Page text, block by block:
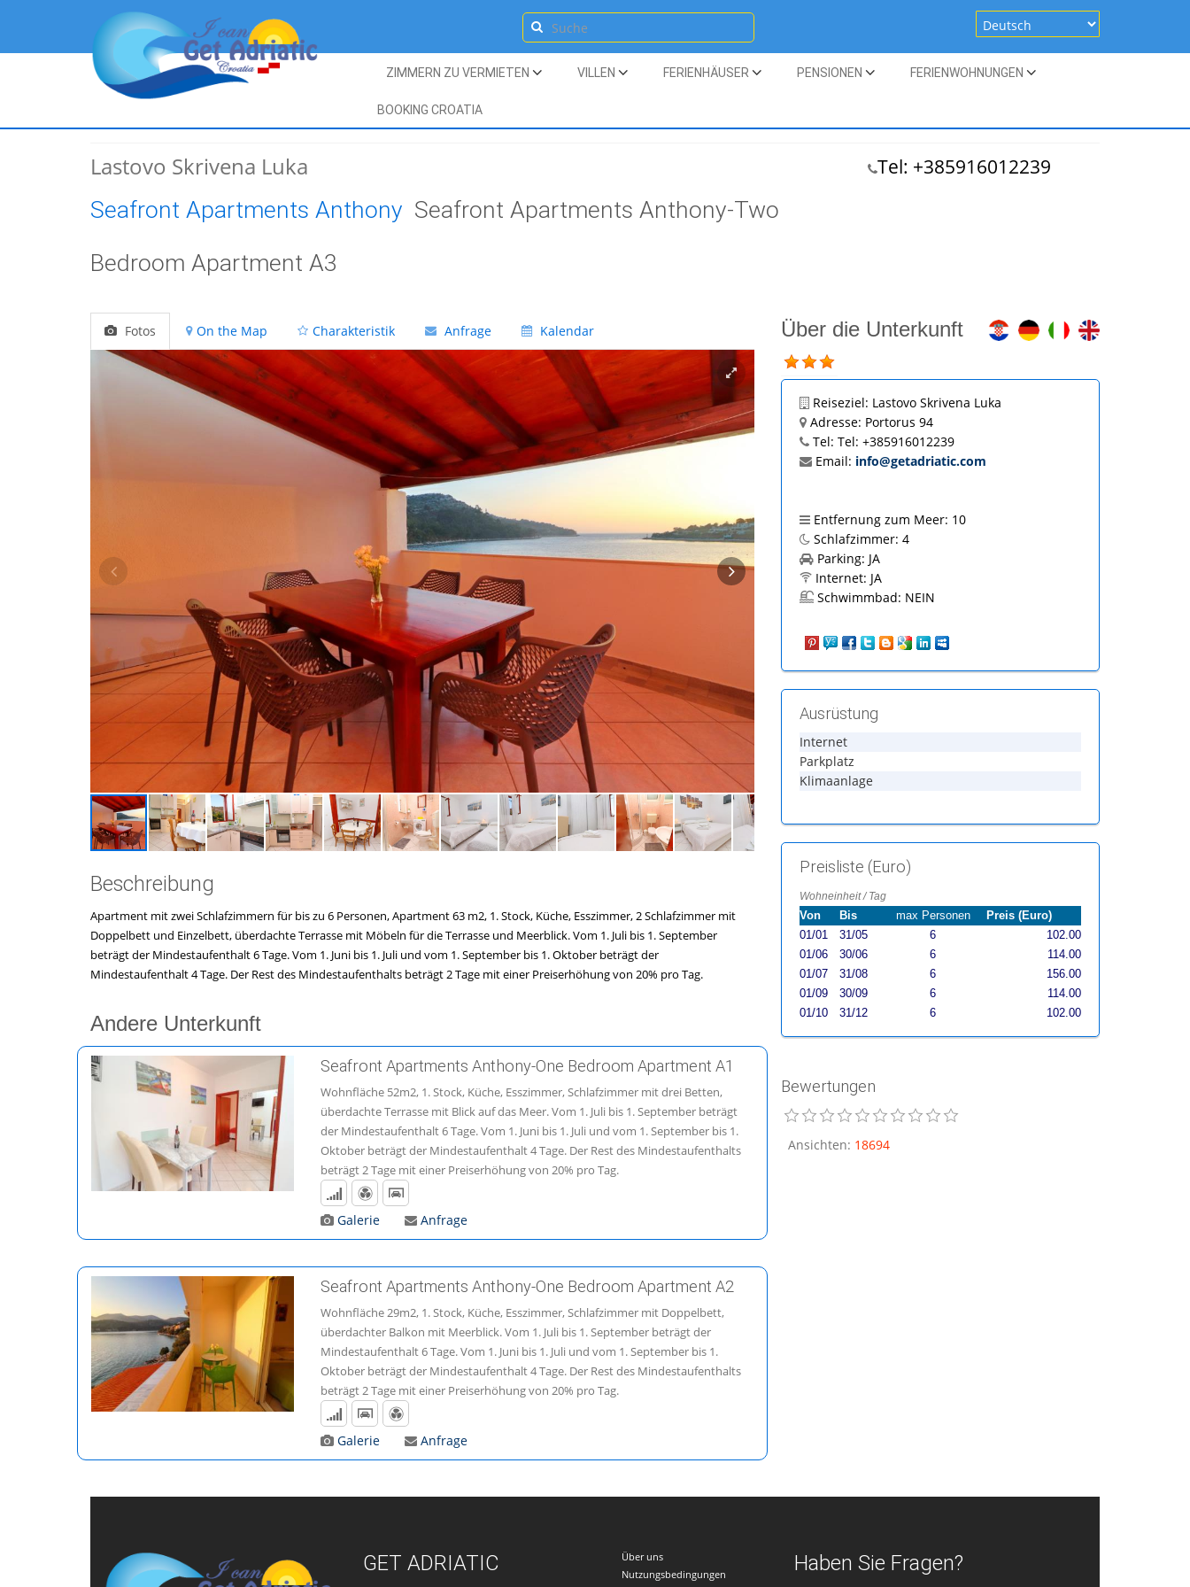
ZIMMERN ZU VERMIETEN VILLEN FERIENHÄUSER PENSIONEN FERIENWOHNUNGEN
BOOKING CROATIA
Lastovo Skrivena Luka
Seafront Apartments Anthony Seafront Apartments Anthony-Two
Bedroom Apartment A3
Tel: +385916012239
Fotos On the Map Charakteristik Anfrage Kalendar
Beschreibung
Apartment mit zwei Schlafzimmern für bis zu 6 Personen, Apartment 63 m2, 1. Stock, Küche, Esszimmer, 2 Schlafzimmer mit
Doppelbett und Einzelbett, überdachte Terrasse mit Möbeln für die Terrasse und Meerblick. Vom 1. Juli bis 1. September
beträgt der Mindestaufenthalt 6 Tage. Vom 1. Juni bis 1. Juli und vom 1. September bis 1. Oktober beträgt der
Mindestaufenthalt 4 Tage. Der Rest des Mindestaufenthalts beträgt 2 Tage mit einer Preiserhöhung von 20% pro Tag.
Andere Unterkunft
Seafront Apartments Anthony-One Bedroom Apartment A1
Wohnfläche 52m2, 1. Stock, Küche, Esszimmer, Schlafzimmer mit drei Betten,
überdachte Terrasse mit Blick auf das Meer. Vom 1. Juli bis 1. September beträgt
der Mindestaufenthalt 6 Tage. Vom 1. Juni bis 1. Juli und vom 1. September bis 1.
Oktober beträgt der Mindestaufenthalt 4 Tage. Der Rest des Mindestaufenthalts
beträgt 2 Tage mit einer Preiserhöhung von 20% pro Tag.
Galerie Anfrage
Seafront Apartments Anthony-One Bedroom Apartment A2
Wohnfläche 29m2, 1. Stock, Küche, Esszimmer, Schlafzimmer mit Doppelbett,
überdachter Balkon mit Meerblick. Vom 1. Juli bis 1. September beträgt der
Mindestaufenthalt 6 Tage. Vom 1. Juni bis 1. Juli und vom 1. September bis 1.
Oktober beträgt der Mindestaufenthalt 4 Tage. Der Rest des Mindestaufenthalts
beträgt 2 Tage mit einer Preiserhöhung von 20% pro Tag.
Galerie Anfrage
Über die Unterkunft
Reiseziel: Lastovo Skrivena Luka
Adresse: Portorus 94
Tel: Tel: +385916012239
Email: info@getadriatic.com
Entfernung zum Meer: 10
Schlafzimmer: 4
Parking: JA
Internet: JA
Schwimmbad: NEIN
Ausrüstung
Internet
Parkplatz
Klimaanlage
Preisliste (Euro)
Wohneinheit / Tag
Von Bis max Personen
Preis (Euro)
01/01
31/05 6
102.00
01/06
30/06 6
114.00
01/07
31/08 6
156.00
01/09
30/09 6
114.00
01/10
31/12 6 102.00
Bewertungen
Ansichten: 18694
GET ADRIATIC
Über uns
Nutzungsbedingungen
Haben Sie Fragen?